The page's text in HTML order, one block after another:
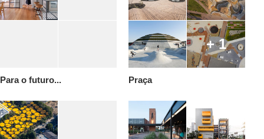
Para o futuro...
+ 1
Praça